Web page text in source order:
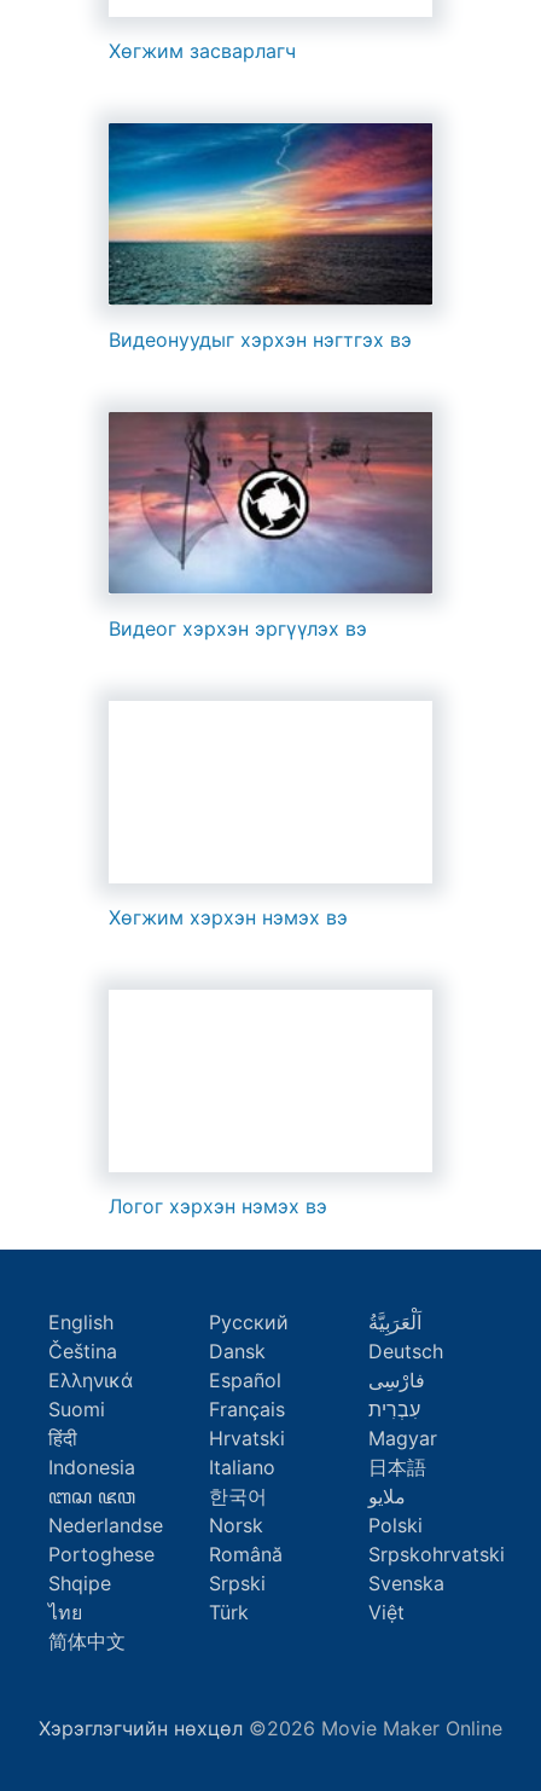
Хөгжим засварлагч
Видеонуудыг хэрхэн нэгтгэх вэ
Видеог хэрхэн эргүүлэх вэ
Хөгжим хэрхэн нэмэх вэ
Логог хэрхэн нэмэх вэ
English Русский
اَلْعَرَبِيَّةُ
Čeština
Dansk
Deutsch
Ελληνικά
Español
فارْسِى
Suomi
Français
עִבְרִית
हिंदी
Hrvatski
Magyar
Indonesia
Italiano
日本語
ꦧꦱ ꦗꦮ
한국어
ملايو
Nederlandse
Norsk
Polski
Portoghese
Română
Srpskohrvatski
Shqipe
Srpski
Svenska
ไทย
Türk
Việt
简体中文
Хэрэглэгчийн нөхцөл ©2026 Movie Maker Online